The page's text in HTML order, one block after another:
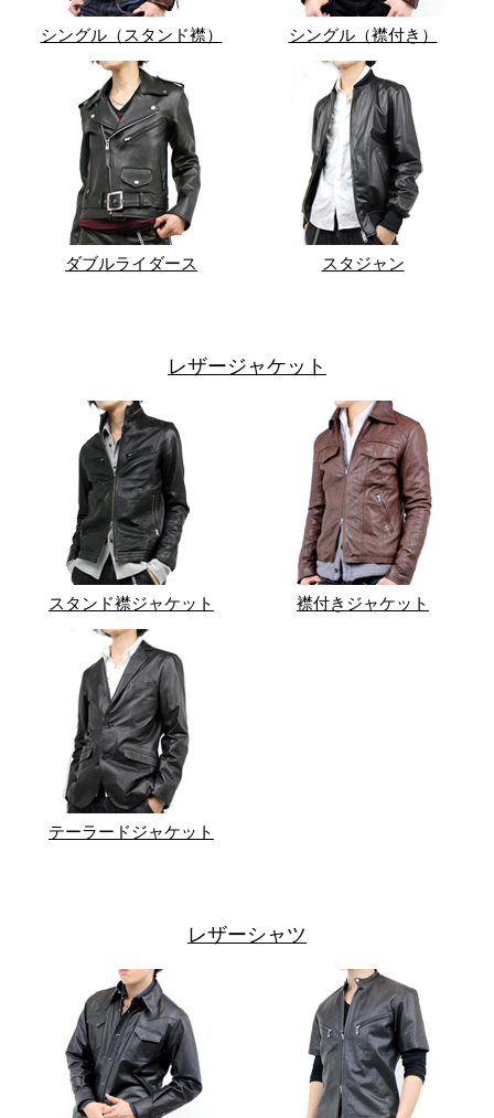
シングル（スタンド襟） シングル（襟付き）
ダブルライダース スタジャン
レザージャケット
スタンド襟ジャケット 襟付きジャケット
テーラードジャケット
レザーシャツ